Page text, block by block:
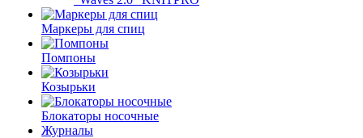
Маркеры для спиц
Помпоны
Козырьки
Блокаторы носочные
Журналы